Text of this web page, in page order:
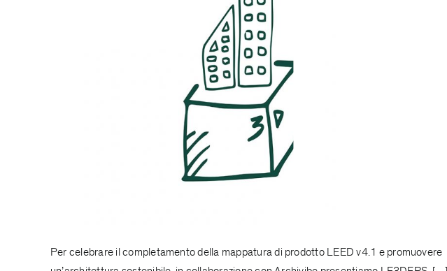
Per celebrare il completamento della mappatura di prodotto LEED v4.1 e promuovere